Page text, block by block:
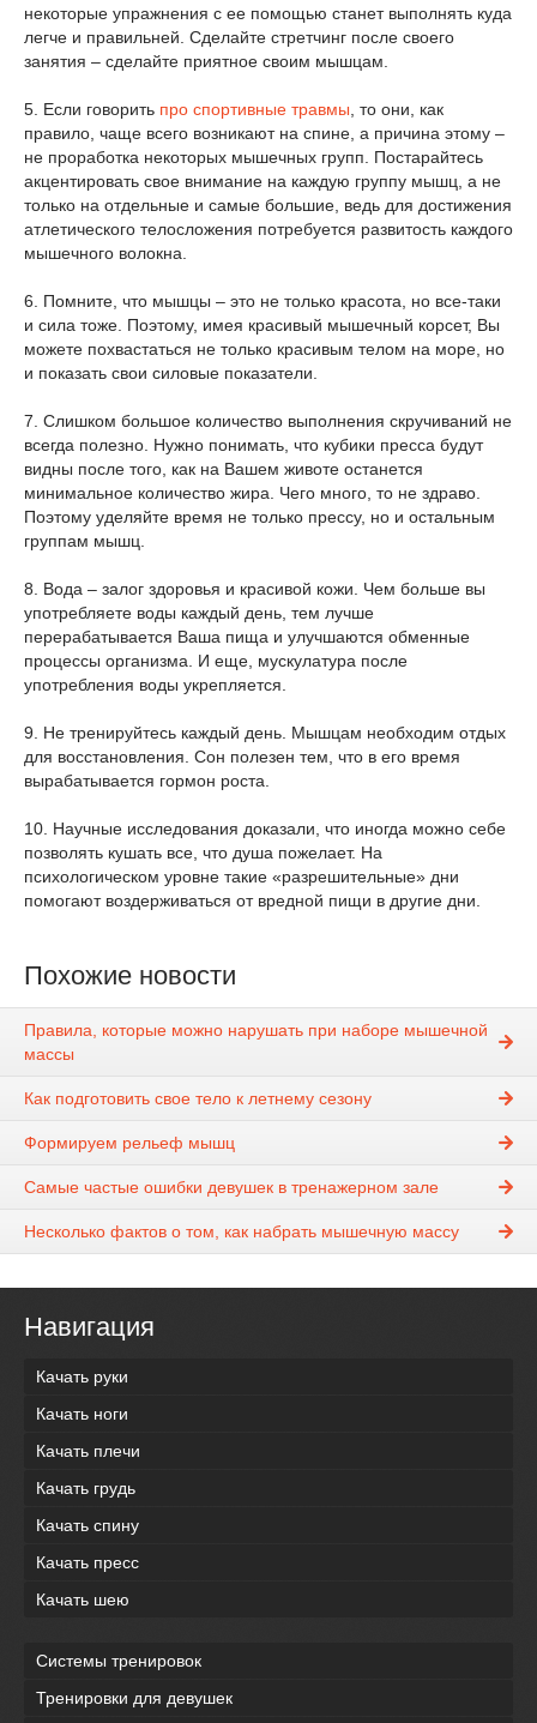
некоторые упражнения с ее помощью станет выполнять куда
легче и правильней. Сделайте стретчинг после своего
занятия – сделайте приятное своим мышцам.
5. Если говорить про спортивные травмы , то они, как
правило, чаще всего возникают на спине, а причина этому –
не проработка некоторых мышечных групп. Постарайтесь
акцентировать свое внимание на каждую группу мышц, а не
только на отдельные и самые большие, ведь для достижения
атлетического телосложения потребуется развитость каждого
мышечного волокна.
6. Помните, что мышцы – это не только красота, но все-таки
и сила тоже. Поэтому, имея красивый мышечный корсет, Вы
можете похвастаться не только красивым телом на море, но
и показать свои силовые показатели.
7. Слишком большое количество выполнения скручиваний не
всегда полезно. Нужно понимать, что кубики пресса будут
видны после того, как на Вашем животе останется
минимальное количество жира. Чего много, то не здраво.
Поэтому уделяйте время не только прессу, но и остальным
группам мышц.
8. Вода – залог здоровья и красивой кожи. Чем больше вы
употребляете воды каждый день, тем лучше
перерабатывается Ваша пища и улучшаются обменные
процессы организма. И еще, мускулатура после
употребления воды укрепляется.
9. Не тренируйтесь каждый день. Мышцам необходим отдых
для восстановления. Сон полезен тем, что в его время
вырабатывается гормон роста.
10. Научные исследования доказали, что иногда можно себе
позволять кушать все, что душа пожелает. На
психологическом уровне такие «разрешительные» дни
помогают воздерживаться от вредной пищи в другие дни.
Похожие новости
Правила, которые можно нарушать при наборе мышечной
массы
Как подготовить свое тело к летнему сезону
Формируем рельеф мышц
Самые частые ошибки девушек в тренажерном зале
Несколько фактов о том, как набрать мышечную массу
Навигация
Качать руки
Качать ноги
Качать плечи
Качать грудь
Качать спину
Качать пресс
Качать шею
Системы тренировок
Тренировки для девушек